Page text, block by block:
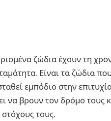
ζώδια έχουν τη
Είναι τα ζώδια
εμπόδιο στην
να βρουν τον δρόμο τους
τους.